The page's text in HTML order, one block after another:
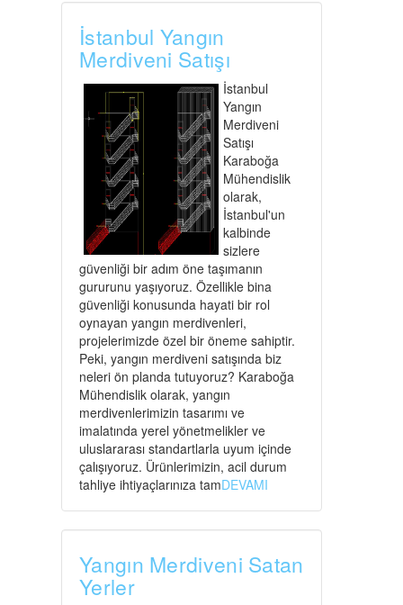
İstanbul Yangın
Merdiveni Satışı
İstanbul
Yangın
Merdiveni
Satışı
Karaboğa
Mühendislik
olarak,
İstanbul'un
kalbinde
sizlere
güvenliği bir adım öne taşımanın
gururunu yaşıyoruz. Özellikle bina
güvenliği konusunda hayati bir rol
oynayan yangın merdivenleri,
projelerimizde özel bir öneme sahiptir.
Peki, yangın merdiveni satışında biz
neleri ön planda tutuyoruz? Karaboğa
Mühendislik olarak, yangın
merdivenlerimizin tasarımı ve
imalatında yerel yönetmelikler ve
uluslararası standartlarla uyum içinde
çalışıyoruz. Ürünlerimizin, acil durum
tahliye ihtiyaçlarınıza tamDEVAMI
Yangın Merdiveni Satan
Yerler